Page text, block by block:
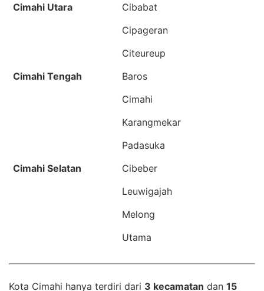
Cimahi Utara
Cibabat
Cipageran
Citeureup
Cimahi Tengah
Baros
Cimahi
Karangmekar
Padasuka
Cimahi Selatan
Cibeber
Leuwigajah
Melong
Utama
Kota Cimahi hanya terdiri dari 3 kecamatan dan 15